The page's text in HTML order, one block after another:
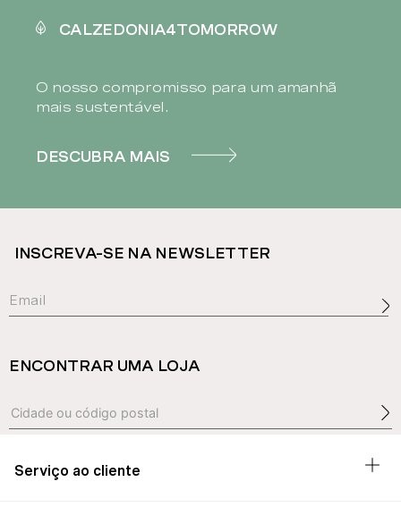
CALZEDONIA4TOMORROW
O nosso compromisso para um amanhã
mais sustentável.
DESCUBRA MAIS
INSCREVA-SE NA NEWSLETTER
ENCONTRAR UMA LOJA
Serviço ao cliente